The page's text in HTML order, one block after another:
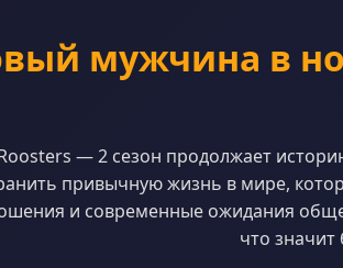
мужчина в
— 2 сезон продолжает
привычную жизнь в мире,
и современные ожидания
что